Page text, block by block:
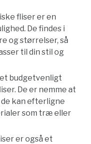
fliser er en
De findes i
og størrelser, så
til din stil og
budgetvenligt
De er nemme at
kan efterligne
som træ eller
er også et